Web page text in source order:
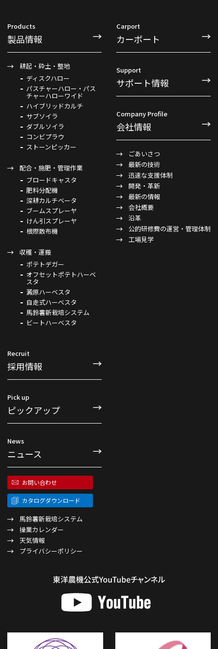
Products
製品情報
耕起・砕土・整地
ディスクハロー
パスチャーハロー・パス
チャーハローワイド
ハイブリッドカルチ
サブソイラ
ダブルソイラ
コンビプラウ
ストーンピッカー
配合・施肥・管理作業
ブロードキャスタ
肥料分配機
深耕カルチベータ
ブームスプレーヤ
けん引スプレーヤ
根際散布機
収穫・運搬
ポテトデガー
オフセットポテトハーベ
スタ
澱原ハーベスタ
自走式ハーベスタ
馬鈴薯新栽培システム
ビートハーベスタ
Carport
カーポート
Support
サポート情報
Company Profile
会社情報
ごあいさつ
最新の技術
迅速な支援体制
開発・革新
最新の情報
会社概要
沿革
公的研修費の運営・管理体制
工場見学
Recruit
採用情報
Pick up
ピックアップ
News
ニュース
お問い合わせ
カタログダウンロード
馬鈴薯新栽培システム
操業カレンダー
天気情報
プライバシーポリシー